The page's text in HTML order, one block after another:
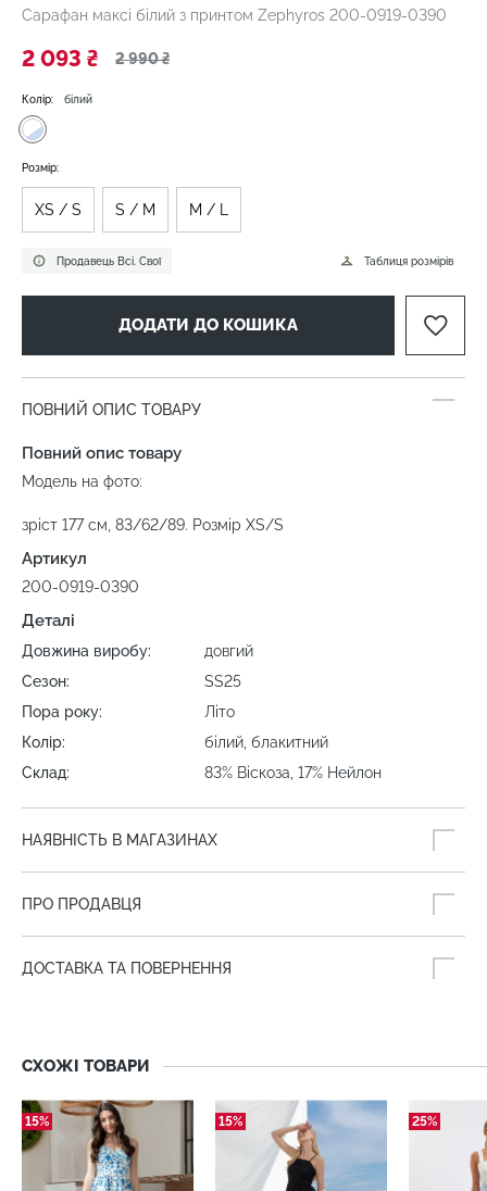
Сарафан максі білий з принтом Zephyros 200-0919-0390
2 093 ₴ 2 990 ₴
Продавець Всі. Свої
Колір: білий
Таблиця розмірів
Розмір:
XS / S S / M M / L
ДОДАТИ ДО КОШИКА
ПОВНИЙ ОПИС ТОВАРУ
Повний опис товару
Модель на фото:
зріст 177 см, 83/62/89. Розмір XS/S
Артикул
200-0919-0390
Деталі
Довжина виробу:
довгий
Сезон:
SS25
Пора року:
Літо
Колір:
білий, блакитний
Склад:
83% Віскоза, 17% Нейлон
НАЯВНІСТЬ В МАГАЗИНАХ
ПРО ПРОДАВЦЯ
ДОСТАВКА ТА ПОВЕРНЕННЯ
СХОЖІ ТОВАРИ
15% 15% 25%